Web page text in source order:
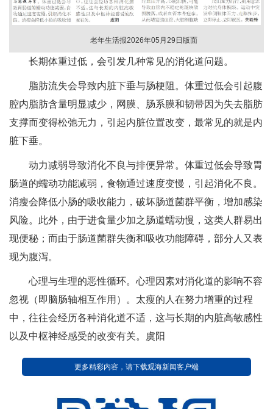
老年生活报2026年05月29日版面
长期体重过低，会引发几种常见的消化道问题。
脂肪流失会导致内脏下垂与肠梗阻。体重过低会引起腹
腔内脂肪含量明显减少，网膜、肠系膜和韧带因为失去脂肪
支撑而变得松弛无力，引起内脏位置改变，最常见的就是内
脏下垂。
动力减弱导致消化不良与排便异常。体重过低会导致胃
肠道的蠕动功能减弱，食物通过速度变慢，引起消化不良。
消瘦会降低小肠的吸收能力，破坏肠道菌群平衡，增加感染
风险。此外，由于进食量少加之肠道蠕动慢，这类人群易出
现便秘；而由于肠道菌群失衡和吸收功能障碍，部分人又表
现为腹泻。
心理与生理的恶性循环。心理因素对消化道的影响不容
忽视（即脑肠轴相互作用）。太瘦的人在努力增重的过程
中，往往会经历各种消化道不适，这与长期的内脏高敏感性
以及中枢神经感受的改变有关。虞阳
更多精彩内容，请下载观海新闻客户端